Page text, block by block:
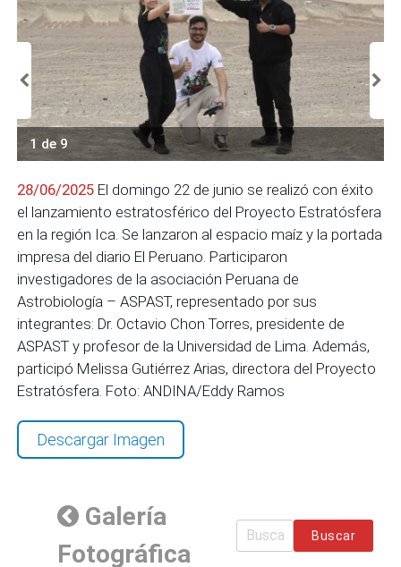
1 de 9
28/06/2025 El domingo 22 de junio se realizó con éxito
el lanzamiento estratosférico del Proyecto Estratósfera
en la región Ica. Se lanzaron al espacio maíz y la portada
impresa del diario El Peruano. Participaron
investigadores de la asociación Peruana de
Astrobiología – ASPAST, representado por sus
integrantes: Dr. Octavio Chon Torres, presidente de
ASPAST y profesor de la Universidad de Lima. Además,
participó Melissa Gutiérrez Arias, directora del Proyecto
Estratósfera. Foto: ANDINA/Eddy Ramos
Descargar Imagen
Galería
Fotográfica
Buscar